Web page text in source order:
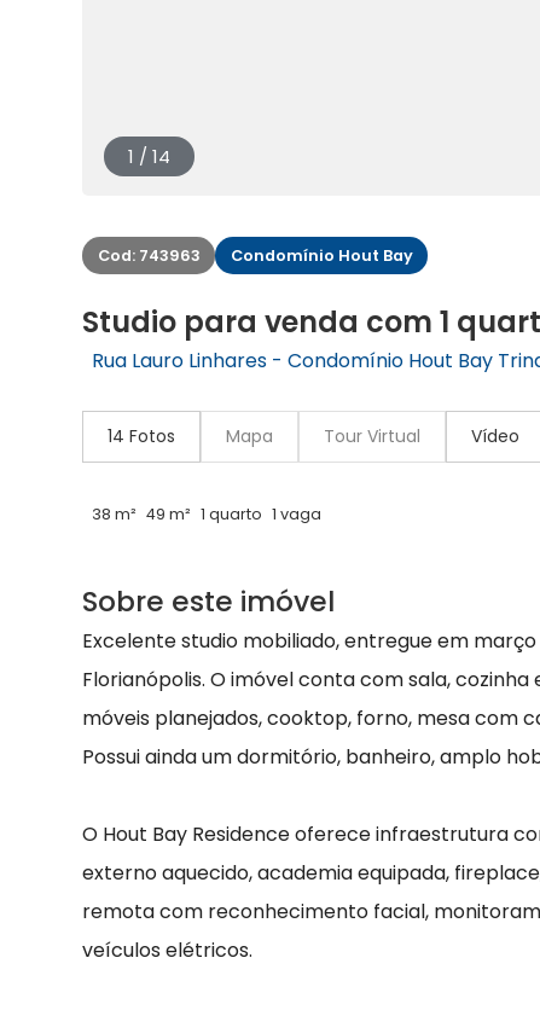
1 / 14
Cod: 743963 Condomínio Hout Bay
Studio para venda com 1
Rua Lauro Linhares - Condomínio Hout Bay
14 Fotos Mapa Tour Virtual Vídeo
38 m² 49 m² 1 quarto 1 vaga
Sobre este imóvel
Excelente studio mobiliado, entregue em
Florianópolis. O imóvel conta com sala,
móveis planejados, cooktop, forno, mesa com
Possui ainda um dormitório, banheiro, amplo
O Hout Bay Residence oferece infraestrutura
externo aquecido, academia equipada,
remota com reconhecimento facial,
veículos elétricos.